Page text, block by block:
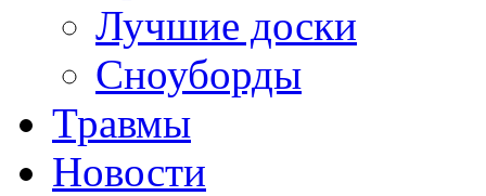
Лучшие доски
Сноуборды
Травмы
Новости